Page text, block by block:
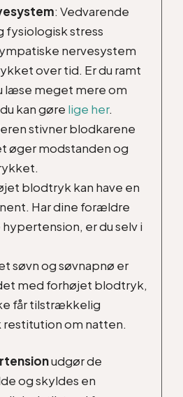
: Vedvarende
fysiologisk stress
nervesystem
over tid. Er du ramt
læse meget mere om
kan gøre lige her.
stivner blodkarene
øger modstanden og
blodtryk kan have en
Har dine forældre
er du selv i
søvn og søvnapnø er
med forhøjet blodtryk,
får tilstrækkelig
restitution om natten.
udgør de
og skyldes en